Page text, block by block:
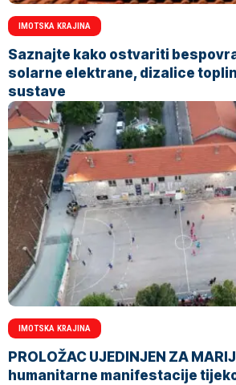
IMOTSKA KRAJINA
Saznajte kako ostvariti
solarne elektrane, dizalice
sustave
IMOTSKA KRAJINA
PROLOŽAC UJEDINJEN ZA
humanitarne manifestacije